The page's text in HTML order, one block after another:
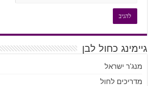
גיימינג כחול לבן
מנג'ר ישראל
מדריכים לחול